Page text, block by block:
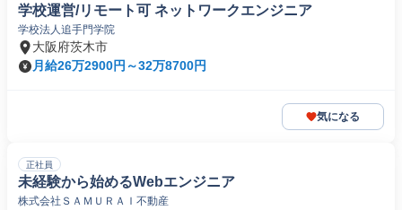
学校運営/リモート可 ネットワークエンジニア
学校法人追手門学院
大阪府茨木市
月給26万2900円～32万8700円
気になる
正社員
未経験から始めるWebエンジニア
株式会社ＳＡＭＵＲＡＩ不動産